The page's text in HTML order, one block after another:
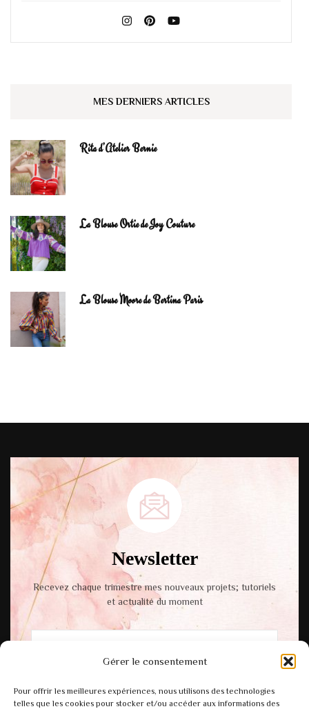
Gérer le consentement
Pour offrir les meilleures expériences, nous utilisons des technologies
telles que les cookies pour stocker et/ou accéder aux informations des
MES DERNIERS ARTICLES
Rita d’Atelier Bernie
La Blouse Ortie de Joy Couture
La Blouse Moore de Bertina Paris
Newsletter
Recevez chaque trimestre mes nouveaux projets; tutoriels
et actualité du moment
politique de confidentialité.